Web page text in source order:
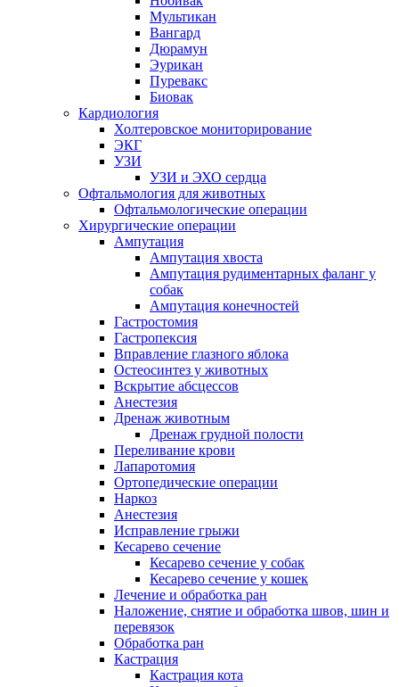
Мультикан
Вангард
Дюрамун
Эурикан
Пуревакс
Биовак
Кардиология
Холтеровское мониторирование
ЭКГ
УЗИ
УЗИ и ЭХО сердца
Офтальмология для животных
Офтальмологические операции
Хирургические операции
Ампутация
Ампутация хвоста
Ампутация рудиментарных фаланг у
собак
Ампутация конечностей
Гастростомия
Гастропексия
Вправление глазного яблока
Остеосинтез у животных
Вскрытие абсцессов
Анестезия
Дренаж животным
Дренаж грудной полости
Переливание крови
Лапаротомия
Ортопедические операции
Наркоз
Анестезия
Исправление грыжи
Кесарево сечение
Кесарево сечение у собак
Кесарево сечение у кошек
Лечение и обработка ран
Наложение, снятие и обработка швов, шин и
перевязок
Обработка ран
Кастрация
Кастрация кота